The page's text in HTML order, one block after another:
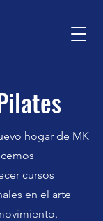
hogar de MK
cursos
en el arte